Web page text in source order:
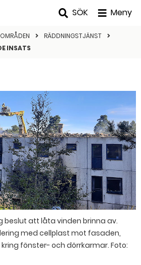
SÖK Meny
RÄDDNINGSTJÄNST
INSATS
att låta vinden brinna av.
med cellplast mot fasaden,
fönster- och dörrkarmar. Foto: